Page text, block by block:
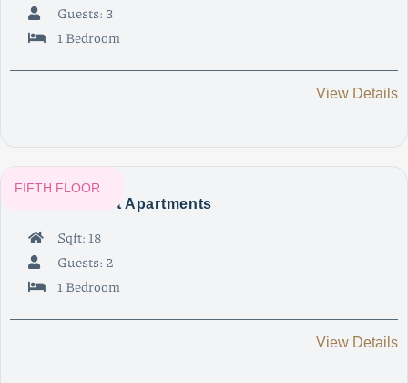
Guests: 3
1 Bedroom
View Details
FIFTH FLOOR
Athens Smart Apartments
Sqft: 18
Guests: 2
1 Bedroom
View Details